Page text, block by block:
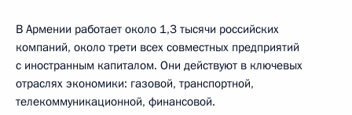
В Армении работает около 1,3 тысячи российских
компаний, около трети всех совместных предприятий
с иностранным капиталом. Они действуют в ключевых
отраслях экономики: газовой, транспортной,
телекоммуникационной, финансовой.